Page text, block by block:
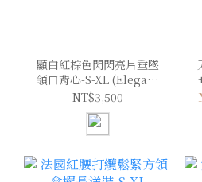
顯白紅棕色閃閃亮片垂墜
領口背心-S-XL (Elegant
& Love)
NT$3,500